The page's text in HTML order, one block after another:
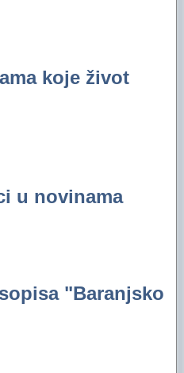
koje život
u novinama
"Baranjsko